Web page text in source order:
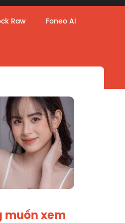
Raw Foneo AI
muốn xem